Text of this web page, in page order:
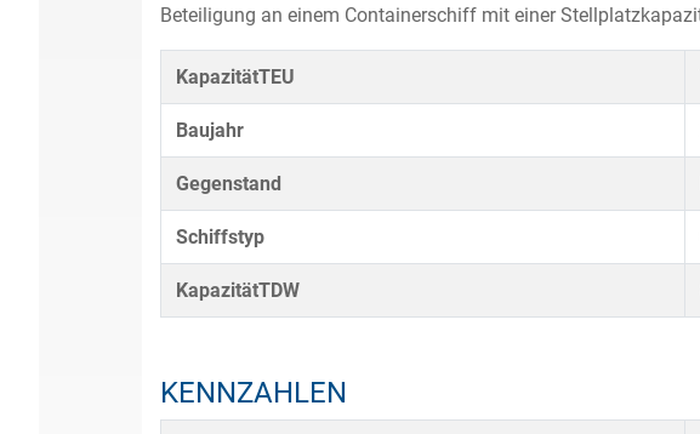
Beteiligung an einem Containerschiff mit einer
KapazitätTEU
Baujahr
Gegenstand
Schiffstyp
KapazitätTDW
KENNZAHLEN